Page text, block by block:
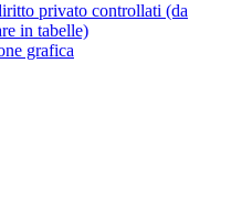
privato controllati (da
in tabelle)
grafica